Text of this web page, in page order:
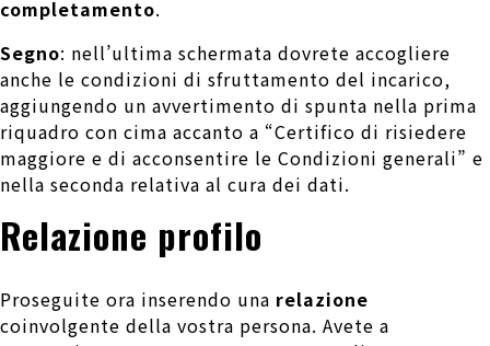
completamento.
Segno: nell’ultima schermata dovrete accogliere
anche le condizioni di sfruttamento del incarico,
aggiungendo un avvertimento di spunta nella prima
riquadro con cima accanto a “Certifico di risiedere
maggiore e di acconsentire le Condizioni generali” e
nella seconda relativa al cura dei dati.
Relazione profilo
Proseguite ora inserendo una relazione
coinvolgente della vostra persona. Avete a